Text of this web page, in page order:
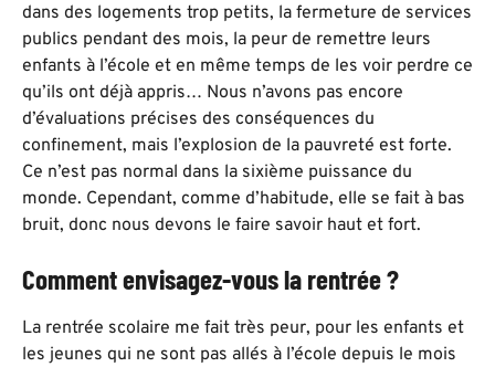
dans des logements trop petits, la fermeture de services
publics pendant des mois, la peur de remettre leurs
enfants à l’école et en même temps de les voir perdre ce
qu’ils ont déjà appris… Nous n’avons pas encore
d’évaluations précises des conséquences du
confinement, mais l’explosion de la pauvreté est forte.
Ce n’est pas normal dans la sixième puissance du
monde. Cependant, comme d’habitude, elle se fait à bas
bruit, donc nous devons le faire savoir haut et fort.
Comment envisagez-vous la rentrée ?
La rentrée scolaire me fait très peur, pour les enfants et
les jeunes qui ne sont pas allés à l’école depuis le mois